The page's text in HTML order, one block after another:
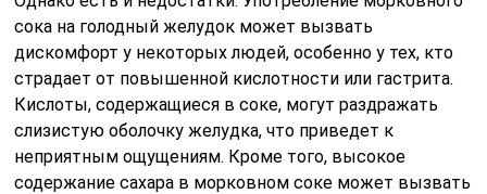
сока на голодный желудок может вызвать
дискомфорт у некоторых людей, особенно у тех, кто
страдает от повышенной кислотности или гастрита.
Кислоты, содержащиеся в соке, могут раздражать
слизистую оболочку желудка, что приведет к
неприятным ощущениям. Кроме того, высокое
содержание сахара в морковном соке может вызвать